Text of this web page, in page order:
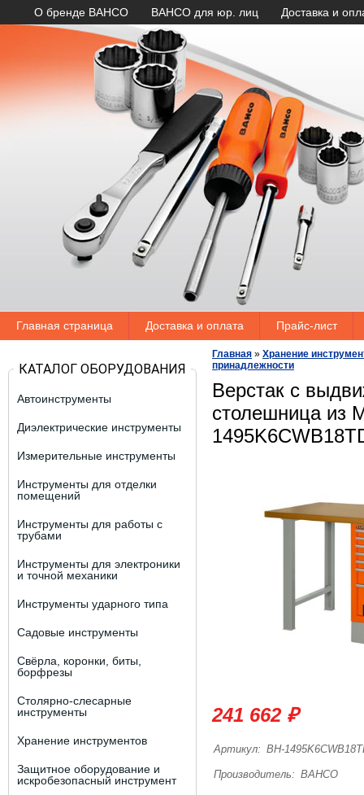
О бренде BAHCO BAHCO для юр. лиц Доставка и
Главная страница Доставка и оплата Прайс-лист
КАТАЛОГ ОБОРУДОВАНИЯ
Автоинструменты
Диэлектрические инструменты
Измерительные инструменты
Инструменты для отделки
помещений
Инструменты для работы с
трубами
Инструменты для электроники
и точной механики
Инструменты ударного типа
Садовые инструменты
Свёрла, коронки, биты,
борфрезы
Столярно-слесарные
инструменты
Хранение инструментов
Защитное оборудование и
искробезопасный инструмент
Главная » Хранение
принадлежности
Верстак с
столешница из
241 662 ₽
Артикул: BH-
Производитель: BAHCO